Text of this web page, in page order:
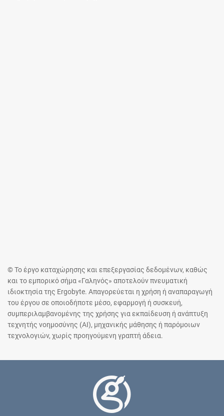
© Το έργο καταχώρησης και επεξεργασίας δεδομένων, καθώς
και το εμπορικό σήμα «Γαληνός» αποτελούν πνευματική
ιδιοκτησία της Ergobyte. Απαγορεύεται η χρήση ή αναπαραγωγή
του έργου σε οποιοδήποτε μέσο, εφαρμογή ή συσκευή,
συμπεριλαμβανομένης της χρήσης για εκπαίδευση ή ανάπτυξη
τεχνητής νοημοσύνης (AI), μηχανικής μάθησης ή παρόμοιων
τεχνολογιών, χωρίς προηγούμενη γραπτή άδεια.